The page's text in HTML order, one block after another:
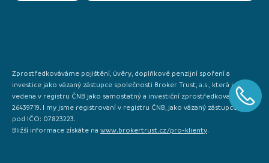
Zprostředkováváme pojištění, úvěry, doplňkové penzijní spoření a
investice jako vázaný zástupce společnosti Broker Trust, a.s., která je
vedena v registru ČNB jako samostatný a investiční zprostředkovatel IČO:
26439719. I my jsme registrovaní v registru ČNB, jako vázaný zástupce, a to
pod IČO: 07823223.
Bližší informace získáte na www.brokertrust.cz/pro-klienty.